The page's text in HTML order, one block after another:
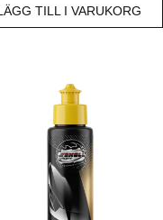
TILL I VARUKORG